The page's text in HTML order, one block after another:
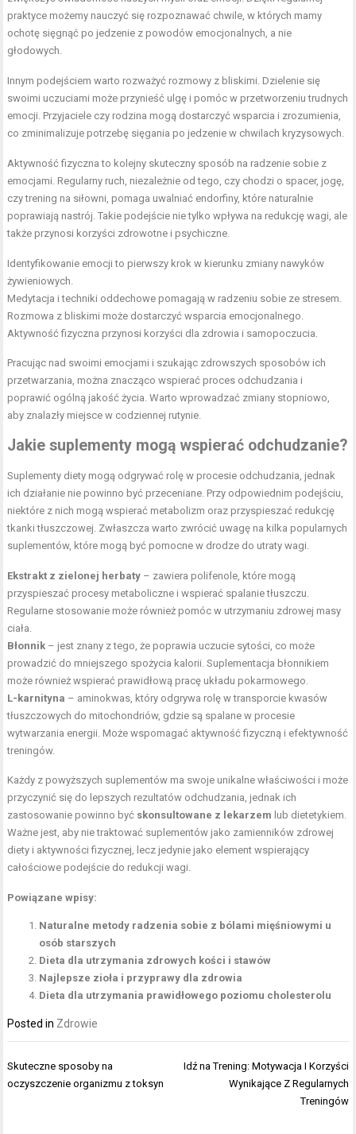
praktyce możemy nauczyć się rozpoznawać chwile, w których mamy
ochotę sięgnąć po jedzenie z powodów emocjonalnych, a nie
głodowych.
Innym podejściem warto rozważyć rozmowy z bliskimi. Dzielenie się
swoimi uczuciami może przynieść ulgę i pomóc w przetworzeniu trudnych
emocji. Przyjaciele czy rodzina mogą dostarczyć wsparcia i zrozumienia,
co zminimalizuje potrzebę sięgania po jedzenie w chwilach kryzysowych.
Aktywność fizyczna to kolejny skuteczny sposób na radzenie sobie z
emocjami. Regularny ruch, niezależnie od tego, czy chodzi o spacer, jogę,
czy trening na siłowni, pomaga uwalniać endorfiny, które naturalnie
poprawiają nastrój. Takie podejście nie tylko wpływa na redukcję wagi, ale
także przynosi korzyści zdrowotne i psychiczne.
Identyfikowanie emocji to pierwszy krok w kierunku zmiany nawyków
żywieniowych.
Medytacja i techniki oddechowe pomagają w radzeniu sobie ze stresem.
Rozmowa z bliskimi może dostarczyć wsparcia emocjonalnego.
Aktywność fizyczna przynosi korzyści dla zdrowia i samopoczucia.
Pracując nad swoimi emocjami i szukając zdrowszych sposobów ich
przetwarzania, można znacząco wspierać proces odchudzania i
poprawić ogólną jakość życia. Warto wprowadzać zmiany stopniowo,
aby znalazły miejsce w codziennej rutynie.
Jakie suplementy mogą wspierać odchudzanie?
Suplementy diety mogą odgrywać rolę w procesie odchudzania, jednak
ich działanie nie powinno być przeceniane. Przy odpowiednim podejściu,
niektóre z nich mogą wspierać metabolizm oraz przyspieszać redukcję
tkanki tłuszczowej. Zwłaszcza warto zwrócić uwagę na kilka popularnych
suplementów, które mogą być pomocne w drodze do utraty wagi.
Ekstrakt z zielonej herbaty – zawiera polifenole, które mogą
przyspieszać procesy metaboliczne i wspierać spalanie tłuszczu.
Regularne stosowanie może również pomóc w utrzymaniu zdrowej masy
ciała.
Błonnik – jest znany z tego, że poprawia uczucie sytości, co może
prowadzić do mniejszego spożycia kalorii. Suplementacja błonnikiem
może również wspierać prawidłową pracę układu pokarmowego.
L-karnityna – aminokwas, który odgrywa rolę w transporcie kwasów
tłuszczowych do mitochondriów, gdzie są spalane w procesie
wytwarzania energii. Może wspomagać aktywność fizyczną i efektywność
treningów.
Każdy z powyższych suplementów ma swoje unikalne właściwości i może
przyczynić się do lepszych rezultatów odchudzania, jednak ich
zastosowanie powinno być skonsultowane z lekarzem lub dietetykiem.
Ważne jest, aby nie traktować suplementów jako zamienników zdrowej
diety i aktywności fizycznej, lecz jedynie jako element wspierający
całościowe podejście do redukcji wagi.
Powiązane wpisy:
Naturalne metody radzenia sobie z bólami mięśniowymi u
osób starszych
Dieta dla utrzymania zdrowych kości i stawów
Najlepsze zioła i przyprawy dla zdrowia
Dieta dla utrzymania prawidłowego poziomu cholesterolu
Posted in Zdrowie
Nawigacja
wpisu
Skuteczne sposoby na
oczyszczenie organizmu z toksyn
Idź na Trening: Motywacja I Korzyści
Wynikające Z Regularnych
Treningów